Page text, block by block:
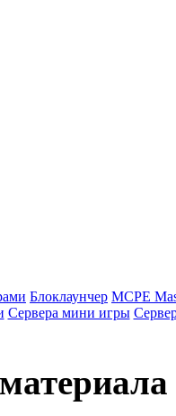
Блоклаунчер MCPE
Сервера мини игры